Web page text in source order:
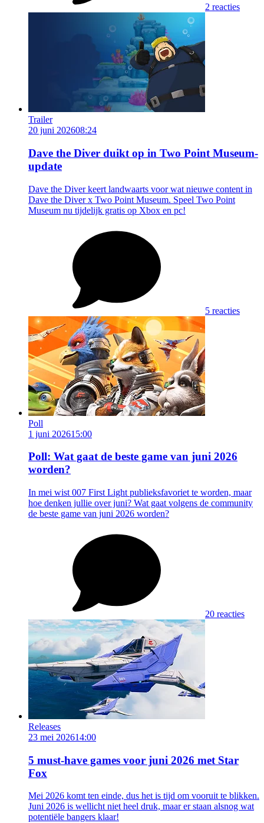
2 reacties
Trailer
20 juni 202608:24
Dave the Diver duikt op in Two Point Museum-
update
Dave the Diver keert landwaarts voor wat nieuwe content in
Dave the Diver x Two Point Museum. Speel Two Point
Museum nu tijdelijk gratis op Xbox en pc!
5 reacties
Poll
1 juni 202615:00
Poll: Wat gaat de beste game van juni 2026
worden?
In mei wist 007 First Light publieksfavoriet te worden, maar
hoe denken jullie over juni? Wat gaat volgens de community
de beste game van juni 2026 worden?
20 reacties
Releases
23 mei 202614:00
5 must-have games voor juni 2026 met Star
Fox
Mei 2026 komt ten einde, dus het is tijd om vooruit te blikken.
Juni 2026 is wellicht niet heel druk, maar er staan alsnog wat
potentiële bangers klaar!